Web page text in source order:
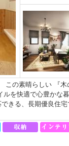
の素晴らしい 『木
を快適で心豊かな
きる、長期優良住宅